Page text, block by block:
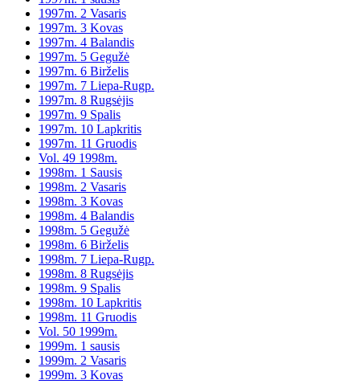
1997m. 2 Vasaris
1997m. 3 Kovas
1997m. 4 Balandis
1997m. 5 Gegužė
1997m. 6 Birželis
1997m. 7 Liepa-Rugp.
1997m. 8 Rugsėjis
1997m. 9 Spalis
1997m. 10 Lapkritis
1997m. 11 Gruodis
Vol. 49 1998m.
1998m. 1 Sausis
1998m. 2 Vasaris
1998m. 3 Kovas
1998m. 4 Balandis
1998m. 5 Gegužė
1998m. 6 Birželis
1998m. 7 Liepa-Rugp.
1998m. 8 Rugsėjis
1998m. 9 Spalis
1998m. 10 Lapkritis
1998m. 11 Gruodis
Vol. 50 1999m.
1999m. 1 sausis
1999m. 2 Vasaris
1999m. 3 Kovas